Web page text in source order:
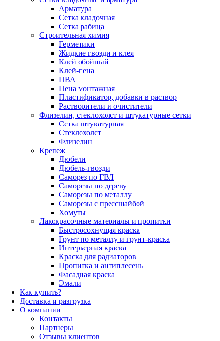
Арматура
Сетка кладочная
Сетка рабица
Строительная химия
Герметики
Жидкие гвозди и клея
Клей обойный
Клей-пена
ПВА
Пена монтажная
Пластификатор, добавки в раствор
Растворители и очистители
Флизелин, стеклохолст и штукатурные сетки
Сетка штукатурная
Стеклохолст
Флизелин
Крепеж
Дюбели
Дюбель-гвозди
Саморез по ГВЛ
Саморезы по дереву
Саморезы по металлу
Саморезы с прессшайбой
Хомуты
Лакокрасочные материалы и пропитки
Быстросохнущая краска
Грунт по металлу и грунт-краска
Интерьерная краска
Краска для радиаторов
Пропитка и антиплесень
Фасадная краска
Эмали
Как купить?
Доставка и разгрузка
О компании
Контакты
Партнеры
Отзывы клиентов